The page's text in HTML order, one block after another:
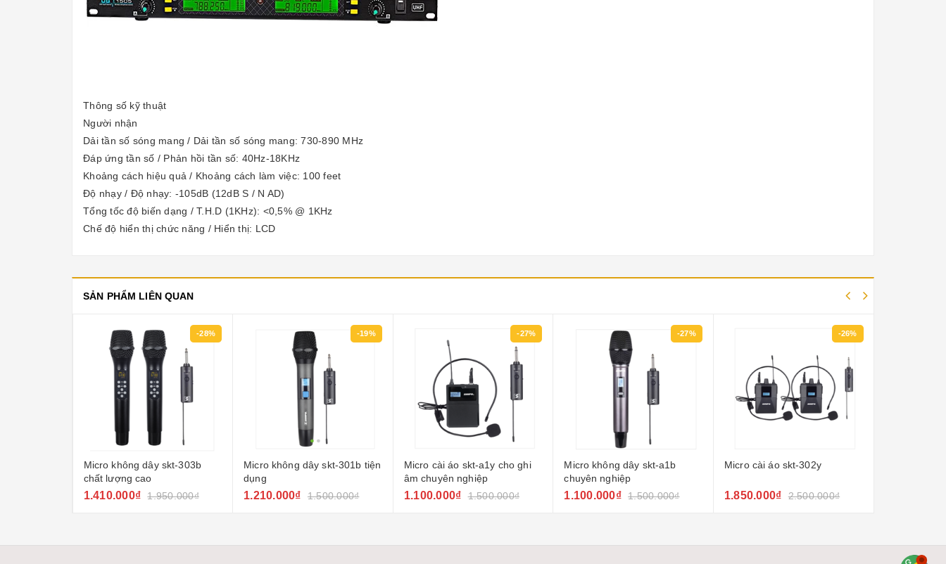
Thông số kỹ thuật
Người nhận
Dải tần số sóng mang / Dải tần số sóng mang: 730-890 MHz
Đáp ứng tần số / Phản hồi tần số: 40Hz-18KHz
Khoảng cách hiệu quả / Khoảng cách làm việc: 100 feet
Độ nhạy / Độ nhạy: -105dB (12dB S / N AD)
Tổng tốc độ biến dạng / T.H.D (1KHz): <0,5% @ 1KHz
Chế độ hiển thị chức năng / Hiển thị: LCD
SẢN PHẨM LIÊN QUAN
-28%
Micro không dây skt-303b
chất lượng cao
1.410.000₫ 1.950.000₫
-19%
Micro không dây skt-301b tiện
dụng
1.210.000₫ 1.500.000₫
-27%
Micro cài áo skt-a1y cho ghi
âm chuyên nghiệp
1.100.000₫ 1.500.000₫
-27%
Micro không dây skt-a1b
chuyên nghiệp
1.100.000₫ 1.500.000₫
-26%
Micro cài áo skt-302y
1.850.000₫ 2.500.000₫